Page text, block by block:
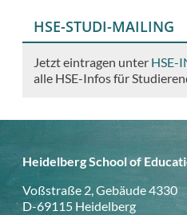
HSE-STUDI-MAILING
Jetzt eintragen unter HSE-
alle HSE-Infos für
Heidelberg School of
Voßstraße 2, Gebäude 4330
D-69115 Heidelberg